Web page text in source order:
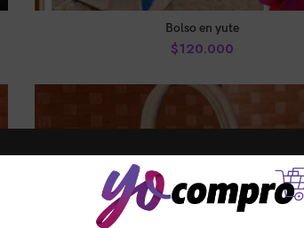
AÑADIR AL CARRITO
Bolso en yute
$120.000